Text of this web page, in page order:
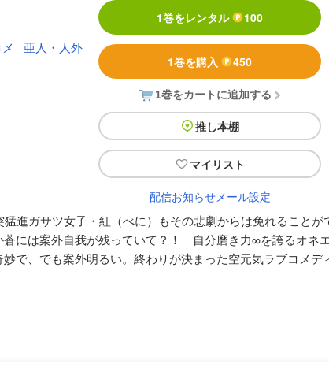
1巻をレンタル 100
1巻を購入 450
1巻をカートに追加する
推し本棚
マイリスト
配信お知らせメール設定
亜人・人外
進ガサツ女子・紅（べに）もその悲劇からは免れることが
には案外自我が残っていて？！ 自分磨き力∞を誇るオネ
、でも案外明るい。終わりが決まった空元気ラブコメデ